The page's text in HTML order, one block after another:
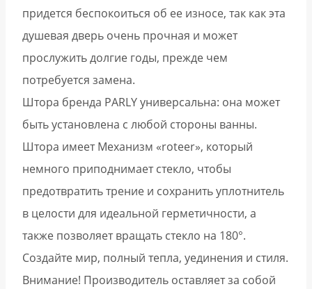
придется беспокоиться об ее износе, так как эта
душевая дверь очень прочная и может
прослужить долгие годы, прежде чем
потребуется замена.
Штора бренда PARLY универсальна: она может
быть установлена с любой стороны ванны.
Штора имеет Механизм «roteer», который
немного приподнимает стекло, чтобы
предотвратить трение и сохранить уплотнитель
в целости для идеальной герметичности, а
также позволяет вращать стекло на 180°.
Создайте мир, полный тепла, уединения и стиля.
Внимание! Производитель оставляет за собой